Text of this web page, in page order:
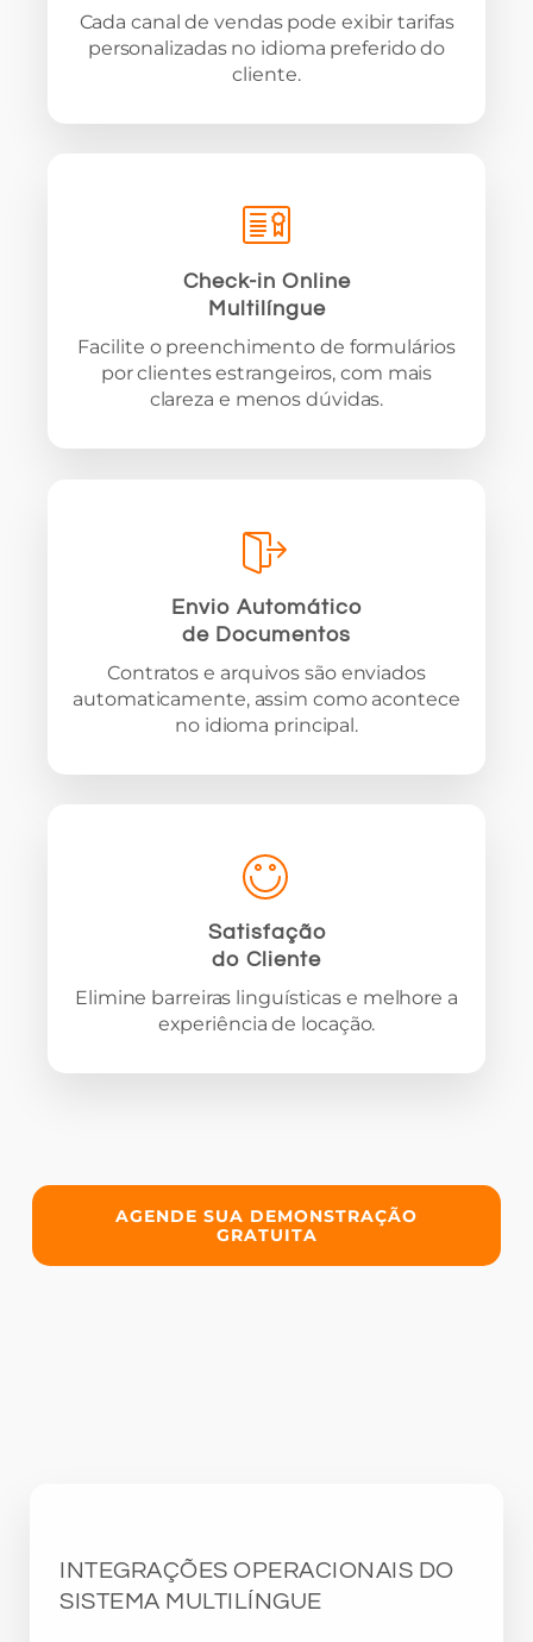
Cada canal de vendas pode exibir tarifas
personalizadas no idioma preferido do
cliente.
Check-in Online
Multilíngue
Facilite o preenchimento de formulários
por clientes estrangeiros, com mais
clareza e menos dúvidas.
Envio Automático
de Documentos
Contratos e arquivos são enviados
automaticamente, assim como acontece
no idioma principal.
Satisfação
do Cliente
Elimine barreiras linguísticas e melhore a
experiência de locação.
AGENDE SUA DEMONSTRAÇÃO
GRATUITA
INTEGRAÇÕES OPERACIONAIS DO
SISTEMA MULTILÍNGUE